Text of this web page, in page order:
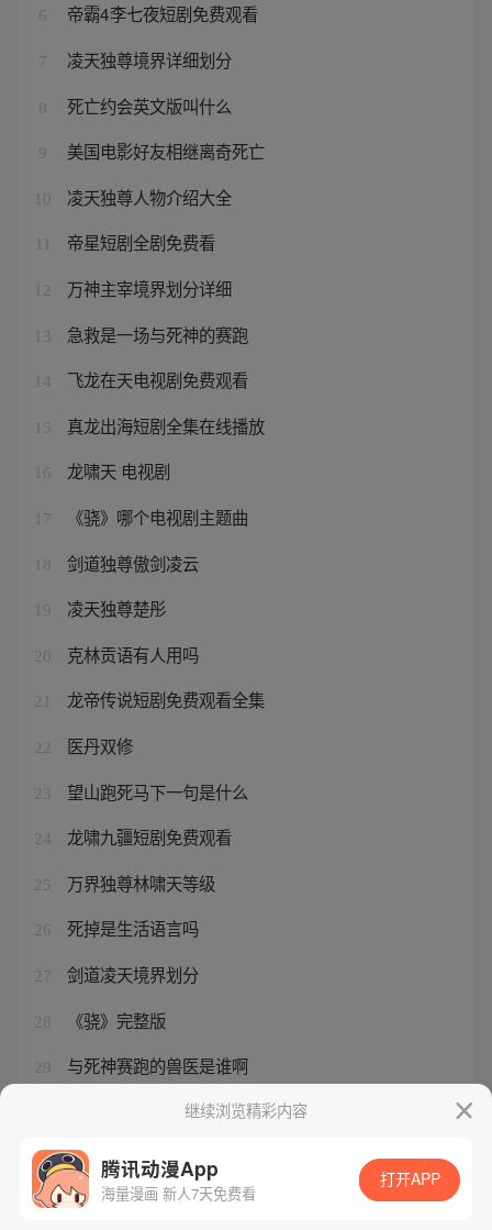
6 帝霸4李七夜短剧免费观看
7 凌天独尊境界详细划分
8 死亡约会英文版叫什么
9 美国电影好友相继离奇死亡
10 凌天独尊人物介绍大全
帝星短剧全剧免费看
12 万神主宰境界划分详细
13 急救是一场与死神的赛跑
14 飞龙在天电视剧免费观看
15 真龙出海短剧全集在线播放
16 龙啸天 电视剧
17 《骁》哪个电视剧主题曲
18 剑道独尊傲剑凌云
19 凌天独尊楚彤
20 克林贡语有人用吗
21 龙帝传说短剧免费观看全集
22 医丹双修
23 望山跑死马下一句是什么
24 龙啸九疆短剧免费观看
25 万界独尊林啸天等级
26 死掉是生活语言吗
27 剑道凌天境界划分
28 《骁》完整版
29 与死神赛跑的兽医是谁啊
龙啸是哪部电视剧继续浏览精彩内容
腾讯动漫App
海量漫画 新人7天免费看
打开APP